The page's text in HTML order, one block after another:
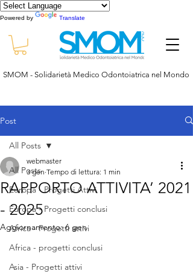
Powered by Translate
SMOM - Solidarietà Medico Odontoiatrica nel Mondo
Post
All Posts
Europa - Progetti Attivi
Europa - Progetti conclusi
Africa - Progetti attivi
Africa - progetti conclusi
Asia - Progetti attivi
All Posts
RAPPORTO ATTIVITA’ 2021
- 2025
webmaster
3 gen Tempo di lettura: 1 min
Aggiornamento:6 gen